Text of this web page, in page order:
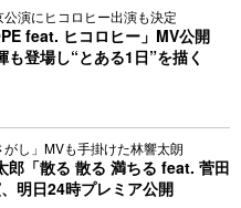
演にヒコロヒー出演も決定
feat. ヒコロヒー」MV公開
も登場し“とある1日”を描く
し」MVも手掛けた林響太朗
郎「散る 散る 満ちる feat. 菅田
明日24時プレミア公開